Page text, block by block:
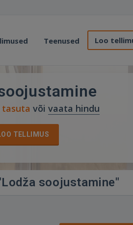
Teenused Loo
tasuta või vaata hindu
TELLIMUS
soojustamine"